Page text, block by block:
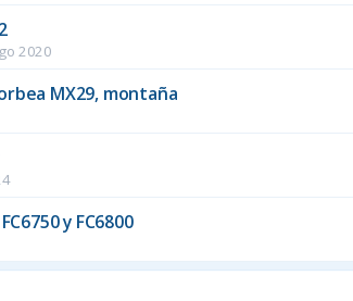
2020
MX29, montaña
y FC6800